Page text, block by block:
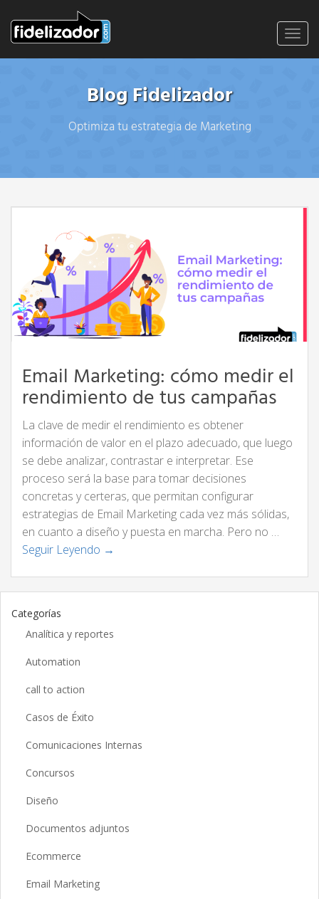
Blog Fidelizador
Optimiza tu estrategia de Marketing
Email Marketing: cómo medir el
rendimiento de tus campañas
La clave de medir el rendimiento es obtener
información de valor en el plazo adecuado, que luego
se debe analizar, contrastar e interpretar. Ese
proceso será la base para tomar decisiones
concretas y certeras, que permitan configurar
estrategias de Email Marketing cada vez más sólidas,
en cuanto a diseño y puesta en marcha. Pero no …
Seguir Leyendo →
Categorías
Analítica y reportes
Automation
call to action
Casos de Éxito
Comunicaciones Internas
Concursos
Diseño
Documentos adjuntos
Ecommerce
Email Marketing